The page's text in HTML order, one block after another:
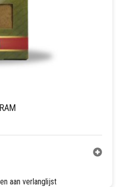
aan verlanglijst